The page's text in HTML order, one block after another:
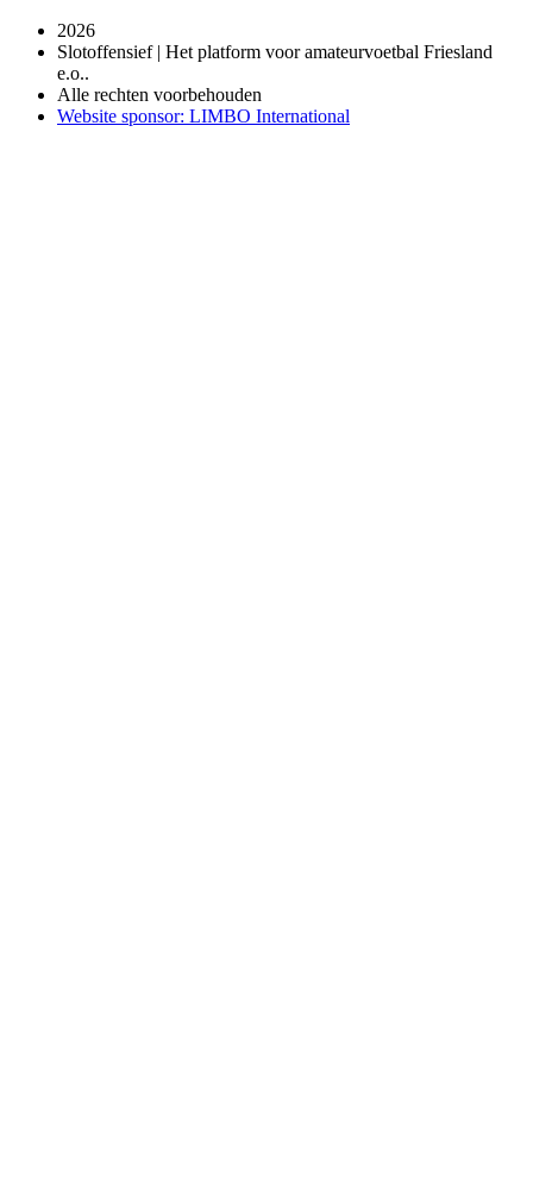
2026
Slotoffensief | Het platform voor amateurvoetbal Friesland
e.o..
Alle rechten voorbehouden
Website sponsor: LIMBO International